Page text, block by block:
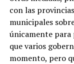
con las
municipales
únicamente para
que varios
momento, pero